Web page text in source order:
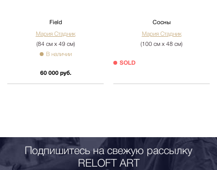
Field
Мария Стадник
(84 см х 49 см)
В наличии
60 000 руб.
Сосны
Мария Стадник
(100 см х 48 см)
SOLD
Подпишитесь на свежую рассылку
RELOFT ART